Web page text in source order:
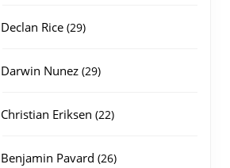
Declan Rice 2929
Darwin Nunez 2929
Christian Eriksen 2222
Benjamin Pavard 2626